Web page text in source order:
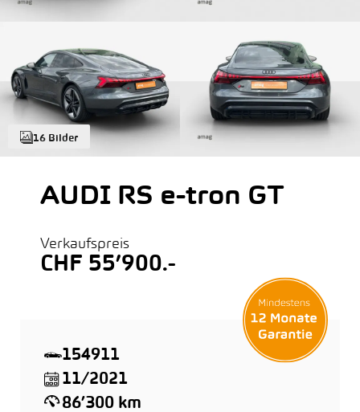
16 Bilder
AUDI RS e-tron GT
Verkaufspreis
CHF 55’900.-
154911
11/2021
86’300 km